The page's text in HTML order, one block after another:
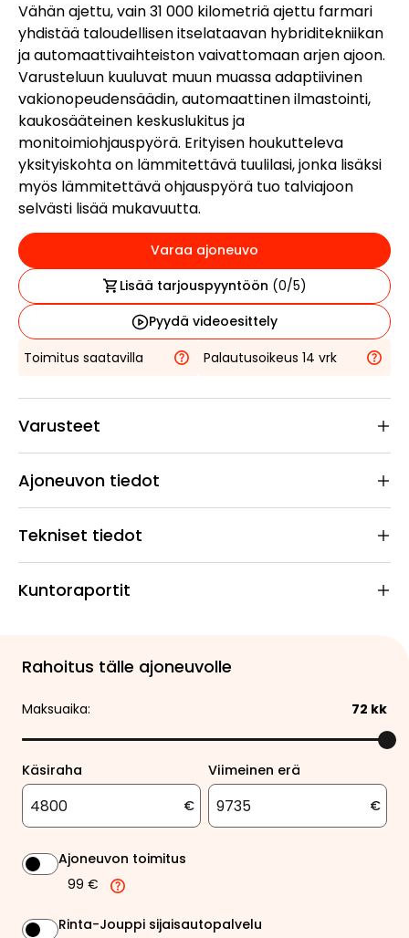
Vähän ajettu, vain 31 000 kilometriä ajettu farmari
yhdistää taloudellisen itselataavan hybriditekniikan
ja automaattivaihteiston vaivattomaan arjen ajoon.
Varusteluun kuuluvat muun muassa adaptiivinen
vakionopeudensäädin, automaattinen ilmastointi,
kaukosääteinen keskuslukitus ja
monitoimiohjauspyörä. Erityisen houkutteleva
yksityiskohta on lämmitettävä tuulilasi, jonka lisäksi
myös lämmitettävä ohjauspyörä tuo talviajoon
selvästi lisää mukavuutta.
Varaa ajoneuvo
Lisää tarjouspyyntöön (0/5)
Pyydä videoesittely
Toimitus saatavilla
Palautusoikeus 14 vrk
Varusteet
Ajoneuvon tiedot
Tekniset tiedot
Kuntoraportit
Rahoitus tälle ajoneuvolle
Maksuaika: 72 kk
Käsiraha
€
Viimeinen erä
€
Ajoneuvon toimitus
99 €
Rinta-Jouppi sijaisautopalvelu